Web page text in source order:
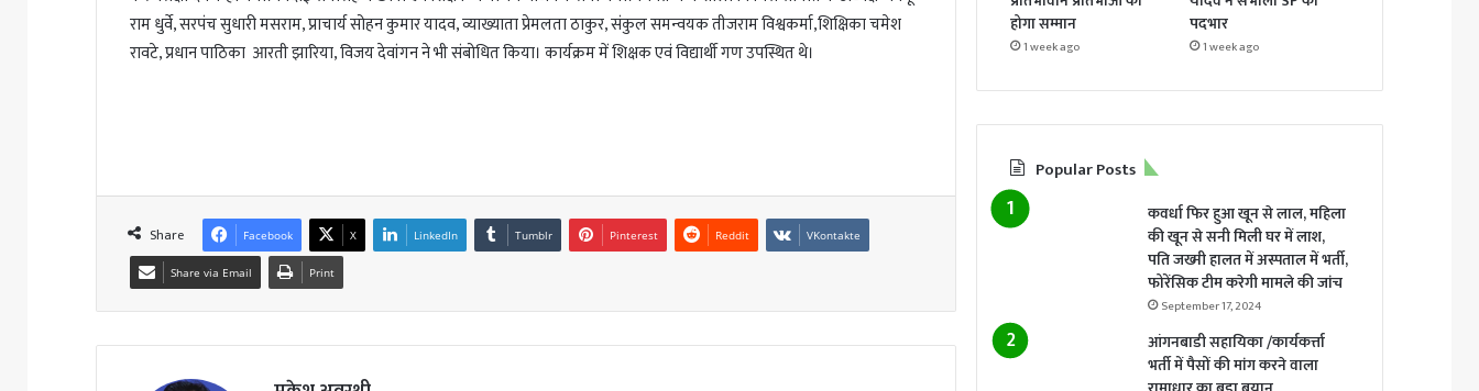
राम धुर्वे, सरपंच सुधारी मसराम, प्राचार्य सोहन कुमार यादव, व्याख्याता प्रेमलता ठाकुर, संकुल समन्वयक तीजराम विश्वकर्मा,शिक्षिका चमेश
रावटे, प्रधान पाठिका आरती झारिया, विजय देवांगन ने भी संबोधित किया। कार्यक्रम में शिक्षक एवं विद्यार्थी गण उपस्थित थे।
Share Facebook X LinkedIn Tumblr Pinterest Reddit VKontakte
Share via Email Print
होगा सम्मान
1 week ago
पदभार
1 week ago
Popular Posts
कवर्धा फिर हुआ खून से लाल, महिला
की खून से सनी मिली घर में लाश,
पति जख्मी हालत में अस्पताल में भर्ती,
फोरेंसिक टीम करेगी मामले की जांच
September 17, 2024
आंगनबाडी सहायिका /कार्यकर्त्ता
भर्ती में पैसों की मांग करने वाला